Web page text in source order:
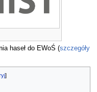
haseł do EWoŚ (szczegóły